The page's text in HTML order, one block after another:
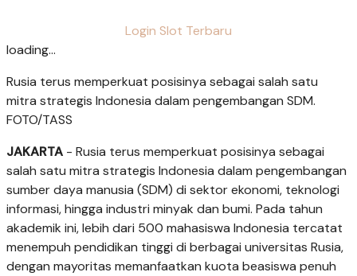
Login Slot Terbaru
loading...
Rusia terus memperkuat posisinya sebagai salah satu
mitra strategis Indonesia dalam pengembangan SDM.
FOTO/TASS
JAKARTA - Rusia terus memperkuat posisinya sebagai
salah satu mitra strategis Indonesia dalam pengembangan
sumber daya manusia (SDM) di sektor ekonomi, teknologi
informasi, hingga industri minyak dan bumi. Pada tahun
akademik ini, lebih dari 500 mahasiswa Indonesia tercatat
menempuh pendidikan tinggi di berbagai universitas Rusia,
dengan mayoritas memanfaatkan kuota beasiswa penuh